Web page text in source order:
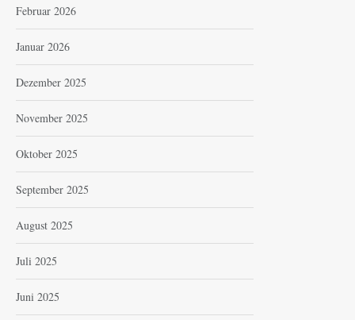
Februar 2026
Januar 2026
Dezember 2025
November 2025
Oktober 2025
September 2025
August 2025
Juli 2025
Juni 2025